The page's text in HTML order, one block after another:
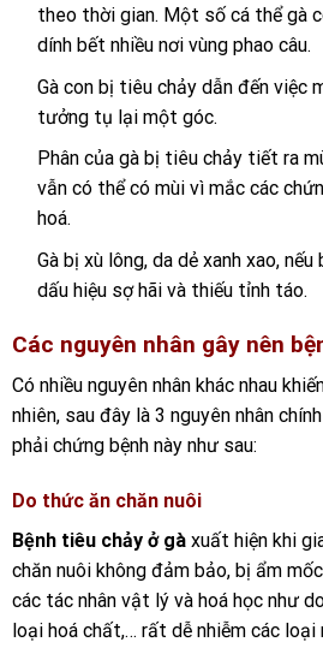
theo thời gian. Một số cá thể gà
dính bết nhiều nơi vùng phao câu.
Gà con bị tiêu chảy dẫn đến việc
tưởng tụ lại một góc.
Phân của gà bị tiêu chảy tiết ra
vẫn có thể có mùi vì mắc các
hoá.
Gà bị xù lông, da dẻ xanh xao,
dấu hiệu sợ hãi và thiếu tỉnh táo.
Các nguyên nhân gây nên
Có nhiều nguyên nhân khác nhau
nhiên, sau đây là 3 nguyên nhân
phải chứng bệnh này như sau:
Do thức ăn chăn nuôi
Bệnh tiêu chảy ở gà xuất hiện khi
chăn nuôi không đảm bảo, bị ẩm
các tác nhân vật lý và hoá học như
loại hoá chất,… rất dễ nhiễm các loại